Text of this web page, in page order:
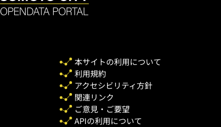
本サイトの利用について
利用規約
アクセシビリティ方針
関連リンク
ご意見・ご要望
APIの利用について